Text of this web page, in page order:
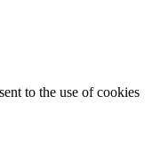
to the use of cookies